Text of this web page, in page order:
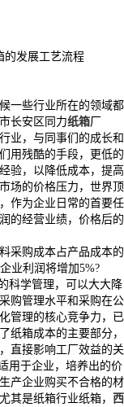
的发展工艺流程
一些行业所在的领域都
长安区同力纸箱厂
业，与同事们的成长和
用残酷的手段，更低的
验，以降低成本，提高
场的价格压力，世界顶
作为企业日常的首要任
的经营业绩，价格后的
购成本占产品成本的
业利润将增加5%?
科学管理，可以大大降
购管理水平和采购在公
管理的核心竞争力，已
纸箱成本的主要部分，
直接影响工厂效益的关
用于企业，培养出的价
产企业购买不合格的材
其是纸箱行业纸箱， 西